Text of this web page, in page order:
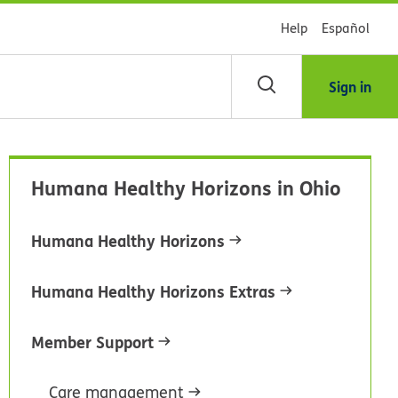
Help Español
Sign in
Humana Healthy Horizons in Ohio
Humana Healthy Horizons
Humana Healthy Horizons Extras
Member Support
Care management